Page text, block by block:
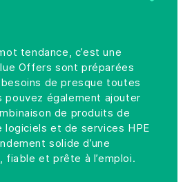
tendance, c’est une
Offers sont préparées
de presque toutes
pouvez également ajouter
de produits de
logiciels et de services HPE
solide d’une
fiable et prête à l’emploi.